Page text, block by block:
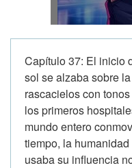
Capítulo 37: El inicio
sol se alzaba sobre
rascacielos con
los primeros
mundo entero
tiempo, la
usaba su influencia